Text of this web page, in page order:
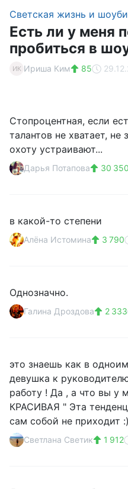
Светская жизнь и
Есть ли у меня
пробиться в
ИК Ириша Ким 85
Стопроцентная, если
талантов не хватает,
охоту устраивают...
Дарья Потапова 30 350
в какой-то степени
Алёна Истомина 3 790
Однозначно.
Галина Дроздова 2 333
это знаешь как в
девушка к
работу ! Да , а что вы у
КРАСИВАЯ " Эта
сам собой не приходит :)
Светлана Светик 1 912